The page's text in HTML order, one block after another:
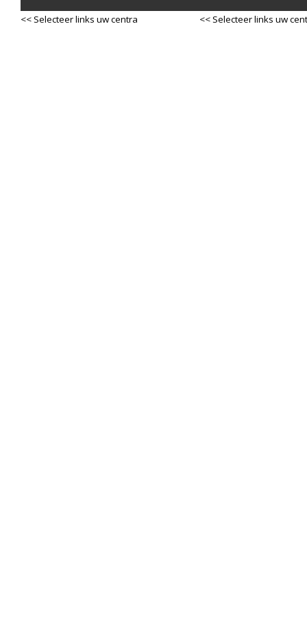
<< Selecteer links uw centra << Selecteer links uw